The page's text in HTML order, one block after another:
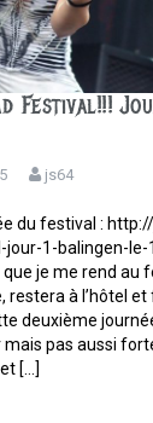
Festival!!!
js64
du festival :
1-balingen-le-
que je me rend au
restera à l’hôtel
deuxième
pas aussi
[…]